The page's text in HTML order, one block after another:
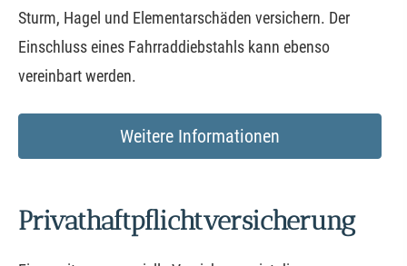
Sturm, Hagel und Elementarschäden ver­sichern. Der
Einschluss eines Fahrraddiebstahls kann ebenso
vereinbart werden.
Weitere Informationen
Privathaftpflichtversicherung